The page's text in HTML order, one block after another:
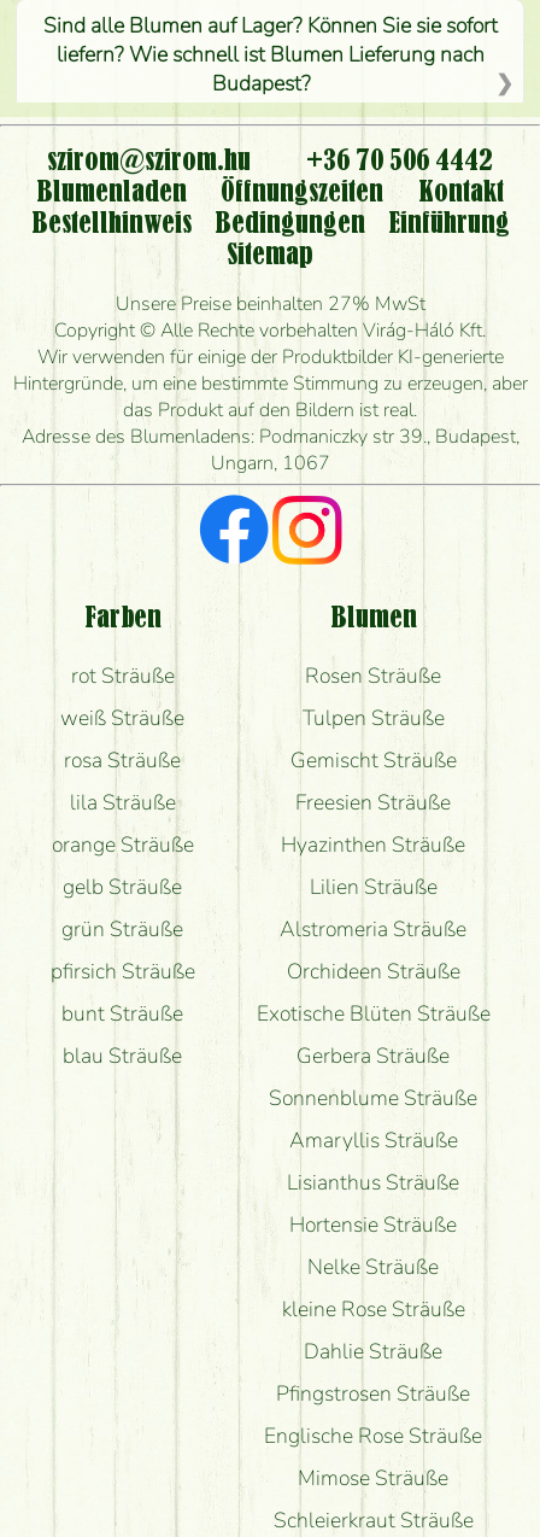
Sind alle Blumen auf Lager? Können Sie sie sofort
liefern? Wie schnell ist Blumen Lieferung nach
Budapest?
Ist der Blumenladen non stop geöffnet?
Kann ich den bestellten Blumenstrauß persönlich
nehmen oder nur per Blumenversand?
Ist eine Bestellung für ländliche Gebiete möglich?
Wie lange kann ich heute Blumen mit Lieferung
bestellen?
Wie schnell können Sie den Blumenstrauß
herstellen und wann können Sie ihn frühestens
liefern?
Ich suche rote Rosen, hast du welche?
Welche Rückmeldungen bekomme ich zum
Bekomme ich wirklich, was auf dem Bild zu sehen
szirom@szirom.hu
+36 70 506 4442
Blumenladen
Öffnungszeiten
Kontakt
Bestellhinweis
Bedingungen
Einführung
Sitemap
Unsere Preise beinhalten 27% MwSt
Copyright © Alle Rechte vorbehalten Virág-Háló Kft.
Wir verwenden für einige der Produktbilder KI-generierte
Hintergründe, um eine bestimmte Stimmung zu erzeugen, aber
das Produkt auf den Bildern ist real.
Adresse des Blumenladens: Podmaniczky str 39., Budapest,
Ungarn, 1067
Farben
rot Sträuße
weiß Sträuße
rosa Sträuße
lila Sträuße
orange Sträuße
gelb Sträuße
grün Sträuße
pfirsich Sträuße
bunt Sträuße
blau Sträuße
Blumen
Rosen Sträuße
Tulpen Sträuße
Gemischt Sträuße
Freesien Sträuße
Hyazinthen Sträuße
Lilien Sträuße
Alstromeria Sträuße
Orchideen Sträuße
Exotische Blüten Sträuße
Gerbera Sträuße
Sonnenblume Sträuße
Amaryllis Sträuße
Lisianthus Sträuße
Hortensie Sträuße
Nelke Sträuße
kleine Rose Sträuße
Dahlie Sträuße
Pfingstrosen Sträuße
Englische Rose Sträuße
Mimose Sträuße
Schleierkraut Sträuße